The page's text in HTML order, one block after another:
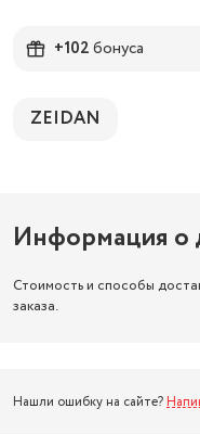
+102бонуса
ZEIDAN
Информация о
Стоимость и способы
заказа.
Нашли ошибку на сайте?